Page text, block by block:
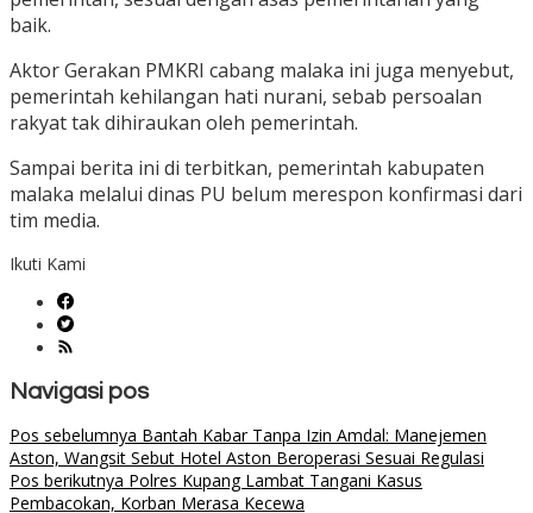
baik.
Aktor Gerakan PMKRI cabang malaka ini juga menyebut,
pemerintah kehilangan hati nurani, sebab persoalan
rakyat tak dihiraukan oleh pemerintah.
Sampai berita ini di terbitkan, pemerintah kabupaten
malaka melalui dinas PU belum merespon konfirmasi dari
tim media.
Ikuti Kami
Navigasi pos
Pos sebelumnya Bantah Kabar Tanpa Izin Amdal: Manejemen
Aston, Wangsit Sebut Hotel Aston Beroperasi Sesuai Regulasi
Pos berikutnya Polres Kupang Lambat Tangani Kasus
Pembacokan, Korban Merasa Kecewa